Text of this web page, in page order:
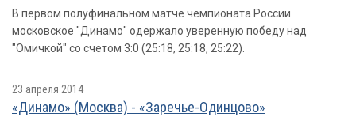
В первом полуфинальном матче чемпионата России
московское "Динамо" одержало уверенную победу над
"Омичкой" со счетом 3:0 (25:18, 25:18, 25:22).
23 апреля 2014
«Динамо» (Москва) - «Заречье-Одинцово»